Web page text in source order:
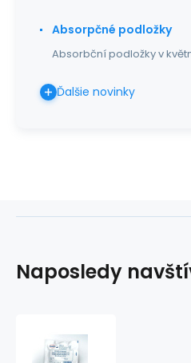
Absorpčné podložky
Absorbční podložky v
Ďalšie novinky
Naposledy